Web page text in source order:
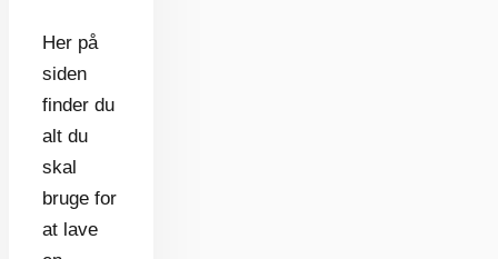
Her på
siden
finder du
alt du
skal
bruge for
at lave